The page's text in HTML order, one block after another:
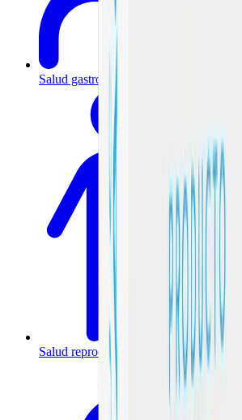
Salud gastrointestinal y metabólica
Salud reproductiva y hormonal